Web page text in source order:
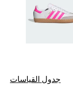
جدول القياسات